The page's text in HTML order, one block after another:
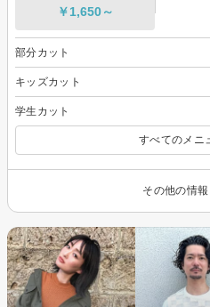
￥1,650～
部分カット
キッズカット
学生カット
すべてのメニ
その他の情